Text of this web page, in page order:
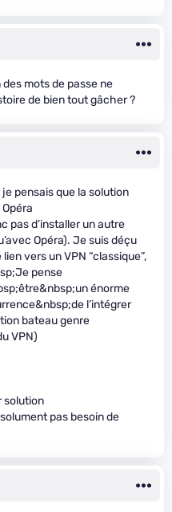
mots de passe ne
de bien tout gâcher ?
je pensais que la solution
pas d’installer un autre
Opéra). Je suis déçu
vers un VPN “classique”,
pense
énorme
l’intégrer
bateau genre
VPN)
solution
pas besoin de